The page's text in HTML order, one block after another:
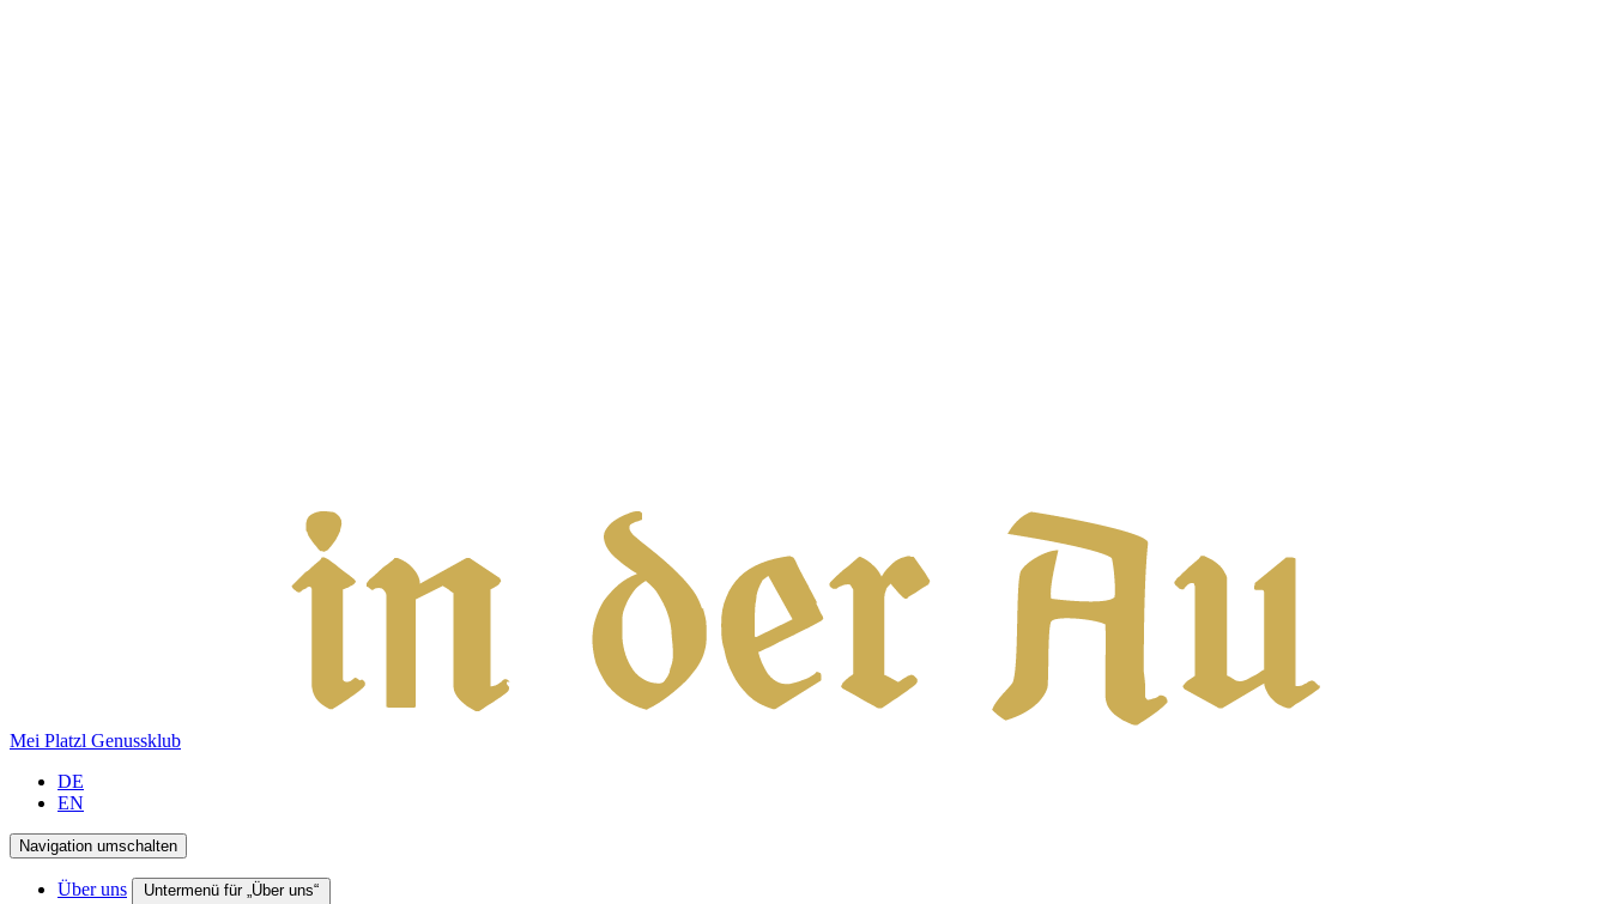
Mei Platzl Genussklub
DE
EN
Navigation umschalten
Über uns Untermenü für „Über uns“